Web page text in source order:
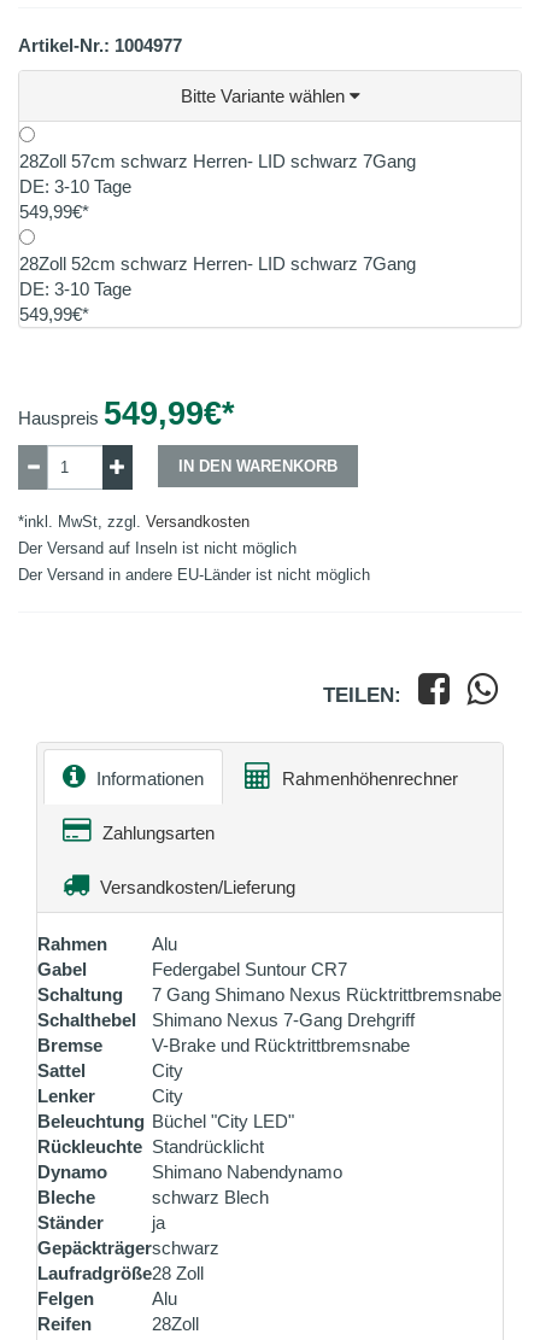
Artikel-Nr.: 1004977
Bitte Variante wählen
28Zoll 57cm schwarz Herren- LID schwarz 7Gang
DE: 3-10 Tage
549,99€*
28Zoll 52cm schwarz Herren- LID schwarz 7Gang
DE: 3-10 Tage
549,99€*
Hauspreis 549,99€*
IN DEN WARENKORB
*inkl. MwSt, zzgl. Versandkosten
Der Versand auf Inseln ist nicht möglich
Der Versand in andere EU-Länder ist nicht möglich
TEILEN:
Informationen Rahmenhöhenrechner
Zahlungsarten
Versandkosten/Lieferung
Rahmen
Alu
Gabel
Federgabel Suntour CR7
Schaltung
7 Gang Shimano Nexus Rücktrittbremsnabe
Schalthebel
Shimano Nexus 7-Gang Drehgriff
Bremse
V-Brake und Rücktrittbremsnabe
Sattel
City
Lenker
City
Beleuchtung Büchel "City LED"
Rückleuchte Standrücklicht
Dynamo
Shimano Nabendynamo
Bleche
schwarz Blech
Ständer
ja
Gepäckträgerschwarz
Laufradgröße28 Zoll
Felgen
Alu
Reifen
28Zoll